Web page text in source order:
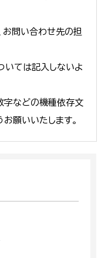
お問い合わせ先の担
いては記入しないよ
字などの機種依存文
願いいたします。